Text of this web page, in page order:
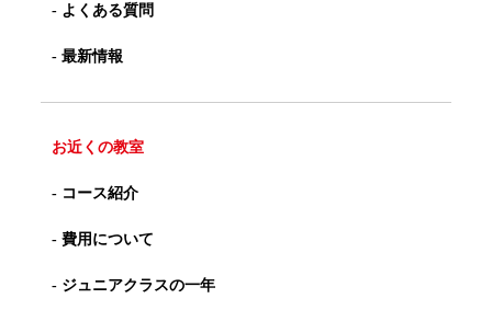
- よくある質問
- 最新情報
お近くの教室
- コース紹介
- 費用について
- ジュニアクラスの一年